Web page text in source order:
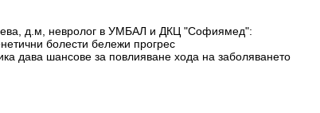
д.м, невролог в УМБАЛ и ДКЦ "Софиямед":
болести бележи прогрес
дава шансове за повлияване хода на заболяването